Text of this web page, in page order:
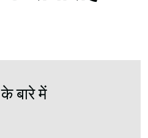
बारे में